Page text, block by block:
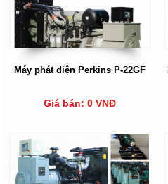
Máy phát điện Perkins P-22GF
Giá bán: 0 VNĐ